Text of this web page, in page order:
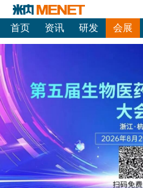
首页 资讯 研发 会展